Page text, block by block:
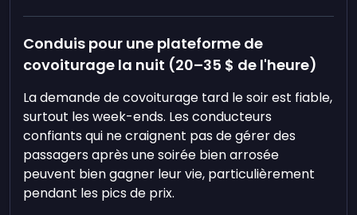
Conduis pour une plateforme de
covoiturage la nuit (20–35 $ de l'heure)
La demande de covoiturage tard le soir est fiable,
surtout les week-ends. Les conducteurs
confiants qui ne craignent pas de gérer des
passagers après une soirée bien arrosée
peuvent bien gagner leur vie, particulièrement
pendant les pics de prix.